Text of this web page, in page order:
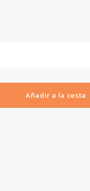
Añadir a la cesta